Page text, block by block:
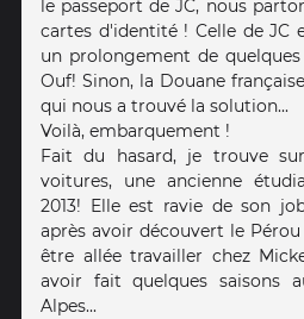
le passeport de JC, nous
cartes d'identité ! Celle de JC
un prolongement de
Ouf! Sinon, la Douane
qui nous a trouvé la solution...
Voilà, embarquement !
Fait du hasard, je trouve
voitures, une ancienne
2013! Elle est ravie de son
après avoir découvert le
être allée travailler chez
avoir fait quelques saisons
Alpes...